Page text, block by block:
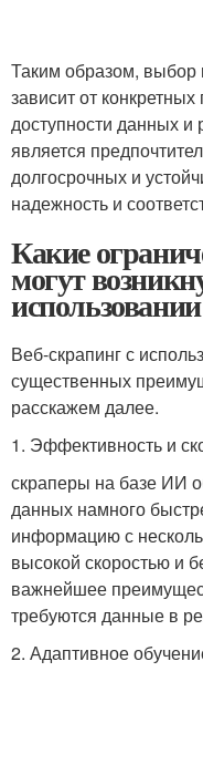
Таким ⁤образом, выбор
зависит от
доступности данных и‍
является
долгосрочных ⁣и
надежность и
Какие
могут
Веб-скрапинг с
существенных
расскажем далее.
1. Эффективность и
скраперы на базе ИИ
данных намного
информацию с
высокой скоростью и
важнейшее
требуются данные в
2. Адаптивное